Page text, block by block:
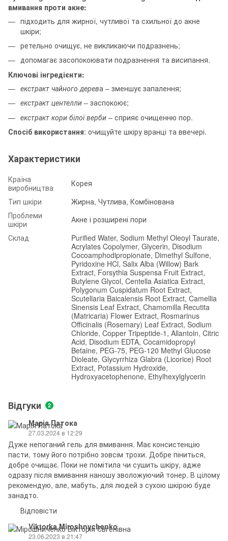
вмивання проти акне:
підходить для жирної, чутливої та схильної до акне
шкіри;
ретельно очищує, не викликаючи подразнень;
допомагає засопокоювати подразнення та висипання.
Ключові інгредієнти:
екстракт чайного дерева – зменшує запалення;
екстракт центелли – заспокоює;
екстракт кори білої верби – сприяє очищенню пор.
Спосіб використання: очищуйте шкіру вранці та ввечері.
Характеристики
Країна
виробництва
Корея
Тип шкіри
Жирна, Чутлива, Комбінована
Проблеми
шкіри
Акне і розширені пори
Склад
Purified Water, Sodium Methyl Oleoyl Taurate,
Acrylates Copolymer, Glycerin, Disodium
Cocoamphodipropionate, Dimethyl Sulfone,
Pyridoxine HCl, Salix Alba (Willow) Bark
Extract, Forsythia Suspensa Fruit Extract,
Butylene Glycol, Centella Asiatica Extract,
Polygonum Cuspidatum Root Extract,
Scutellaria Baicalensis Root Extract, Camellia
Sinensis Leaf Extract, Chamomilla Recutita
(Matricaria) Flower Extract, Rosmarinus
Officinalis (Rosemary) Leaf Extract, Sodium
Chloride, Copper Tripeptide-1, Allantoin, Citric
Acid, Disodium EDTA, Cocamidopropyl
Betaine, PEG-75, PEG-120 Methyl Glucose
Dioleate, Glycyrrhiza Glabra (Licorice) Root
Extract, Potassium Hydroxide,
Hydroxyacetophenone, Ethylhexylglycerin
Відгуки 2
Марія Патока
27.03.2024 в 12:29
Дуже непоганий гель для вмивання. Має консистенцію
пасти, тому його потрібно зовсім трохи. Добре піниться,
добре очищає. Поки не помітила чи сушить шкіру, адже
одразу після вмивання наношу зволожуючий тонер. В цілому
рекомендую, але, мабуть, для людей з сухою шкірою буде
занадто.
Відповісти
Viktorka Miroshnychenko
23.06.2023 в 21:47